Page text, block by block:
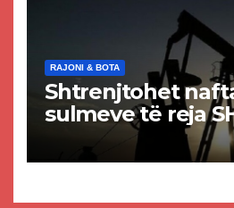
RAJONI & BOTA
Shtrenjtohet
sulmeve të reja